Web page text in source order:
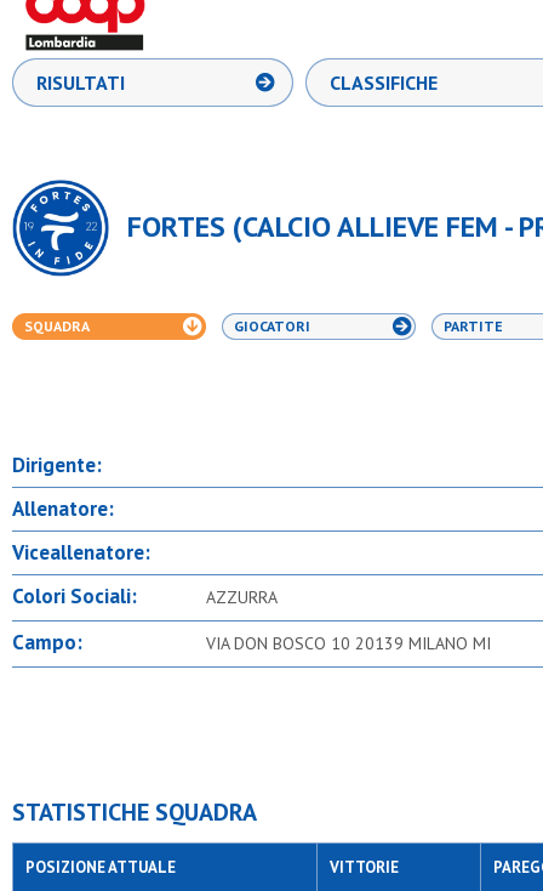
RISULTATI CLASSIFICHE
FORTES (CALCIO ALLIEVE FEM -
SQUADRA GIOCATORI PARTITE
Dirigente:
Allenatore:
Viceallenatore:
Colori Sociali:
AZZURRA
Campo: VIA DON BOSCO 10 20139 MILANO MI
STATISTICHE SQUADRA
POSIZIONE ATTUALE VITTORIE